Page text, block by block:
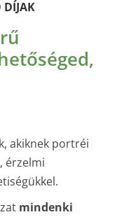
DÍJAK
akiknek portréi
érzelmi
mindenki